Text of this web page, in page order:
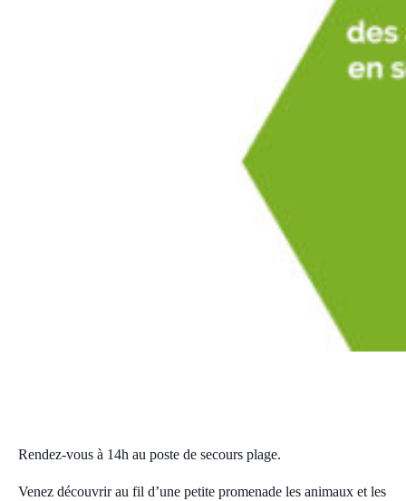
Rendez-vous à 14h au poste de secours plage.
Venez découvrir au fil d’une petite promenade les animaux et les